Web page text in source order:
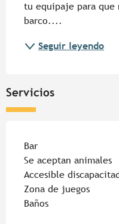
tu equipaje para que
barco....
Seguir leyendo
Servicios
Bar
Se aceptan animales
Accesible
Zona de juegos
Baños